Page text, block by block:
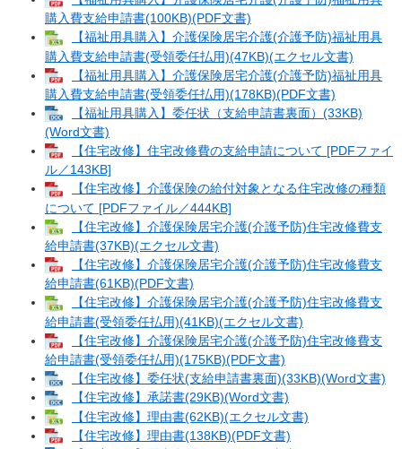
購入費支給申請書(100KB)(PDF文書)
【福祉用具購入】介護保険居宅介護(介護予防)福祉用具
購入費支給申請書(受領委任払用)(47KB)(エクセル文書)
【福祉用具購入】介護保険居宅介護(介護予防)福祉用具
購入費支給申請書(受領委任払用)(178KB)(PDF文書)
【福祉用具購入】委任状（支給申請書裏面）(33KB)
(Word文書)
【住宅改修】住宅改修費の支給申請について [PDFファイ
ル／143KB]
【住宅改修】介護保険の給付対象となる住宅改修の種類
について [PDFファイル／444KB]
【住宅改修】介護保険居宅介護(介護予防)住宅改修費支
給申請書(37KB)(エクセル文書)
【住宅改修】介護保険居宅介護(介護予防)住宅改修費支
給申請書(61KB)(PDF文書)
【住宅改修】介護保険居宅介護(介護予防)住宅改修費支
給申請書(受領委任払用)(41KB)(エクセル文書)
【住宅改修】介護保険居宅介護(介護予防)住宅改修費支
給申請書(受領委任払用)(175KB)(PDF文書)
【住宅改修】委任状(支給申請書裏面)(33KB)(Word文書)
【住宅改修】承諾書(29KB)(Word文書)
【住宅改修】理由書(62KB)(エクセル文書)
【住宅改修】理由書(138KB)(PDF文書)